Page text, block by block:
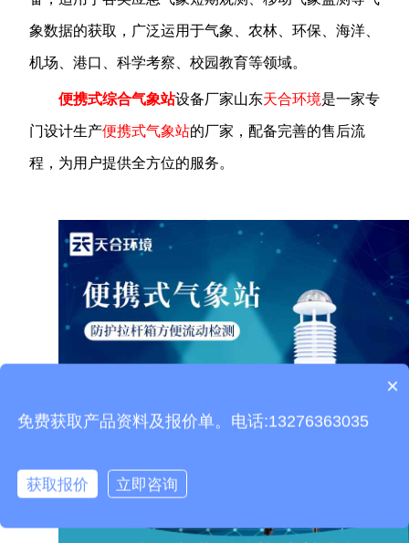
象数据的获取，广泛运用于气象、农林、环保、海洋、
机场、港口、科学考察、校园教育等领域。
便携式综合气象站设备厂家山东天合环境是一家专
门设计生产便携式气象站的厂家，配备完善的售后流
程，为用户提供全方位的服务。
产品包含安装吗？
×
免费获取产品资料及报价单。电话:13276363035
获取报价 立即咨询